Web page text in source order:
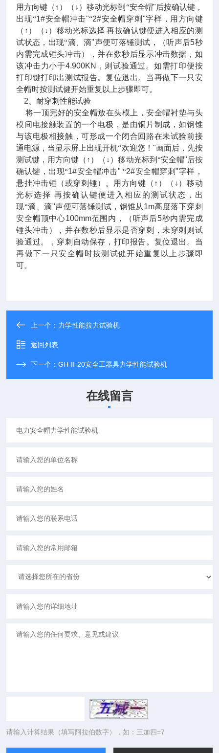
用方向键（↑）（↓）移动光标到“安全帽"后按确认键，
出现“1#安全帽冲击"“2#安全帽穿刺 "字样，用方向键
（↑）（↓）移动光标选择 再按确认键便进入相应的测
试状态，出现“滴、滴"声便可落锤测试，（听声后5秒
内需完成锤头冲击），并在数秒后显示冲击数据，如
该冲击力小于4.900KN
，则试验通过。如需打印便按
打印键打印出测试报告。复位退出。当再做下一只安
全帽时按测试健开始重复以上步骤即可。
2 、耐穿刺性能试验
将一顶完好的安全帽放在头模上，安全帽衬垫与头
模间电接触装置的一个电极，是由铜片制成，如钢锥
与该电极相接触，可形成一个闭合回路在未试验前接
通电源，当显示屏上出现开机“欢迎您！ "画面后，先按
测试键，用方向键（↑）（↓）移动光标到“安全帽"后按
确认键，出现“1#安全帽冲击"“2#安全帽穿刺"字样，
悬挂冲击锤（或穿刺锤）。用方向键（↑）（↓）移动
光标选择 再按确认键便进入相应的测试状态，出
现“滴、滴"声便可落锤测试，钢锥从 1m高度落下穿刺
安全帽顶中心100mm范围内，（听声后5秒内需完成
锤头冲击），并在数秒后显示是否穿刺，未穿刺则试
验通过。，穿刺自动保存，打印报告。复位退出。当
再做下一只安全帽时按测试健开始重复以上步骤即
可。
上一个： 力学性能拉力试验机
返回列表
下一个：GH-II-20安全工器具力学性能试验机
在线留言
请输入计算结果（填写阿拉伯数字），如：三加四=7